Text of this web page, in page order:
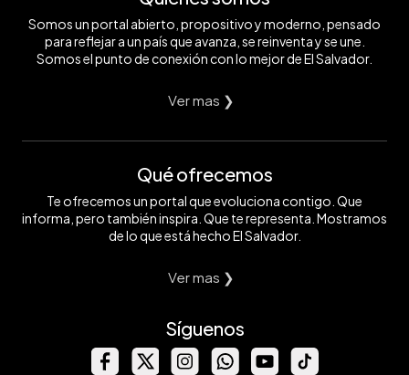
Somos un portal abierto, propositivo y moderno, pensado
para reflejar a un país que avanza, se reinventa y se une.
Somos el punto de conexión con lo mejor de El Salvador.
Ver mas ❯
Qué ofrecemos
Te ofrecemos un portal que evoluciona contigo. Que
informa, pero también inspira. Que te representa. Mostramos
de lo que está hecho El Salvador.
Ver mas ❯
Síguenos